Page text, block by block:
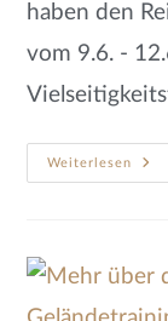
haben den
vom 9.6. -
Weiterlesen